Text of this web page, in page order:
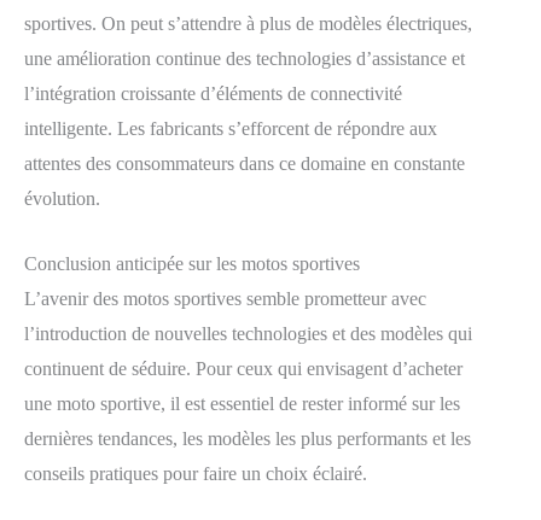
sportives. On peut s’attendre à plus de modèles électriques,
une amélioration continue des technologies d’assistance et
l’intégration croissante d’éléments de connectivité
intelligente. Les fabricants s’efforcent de répondre aux
attentes des consommateurs dans ce domaine en constante
évolution.
Conclusion anticipée sur les motos sportives
L’avenir des motos sportives semble prometteur avec
l’introduction de nouvelles technologies et des modèles qui
continuent de séduire. Pour ceux qui envisagent d’acheter
une moto sportive, il est essentiel de rester informé sur les
dernières tendances, les modèles les plus performants et les
conseils pratiques pour faire un choix éclairé.